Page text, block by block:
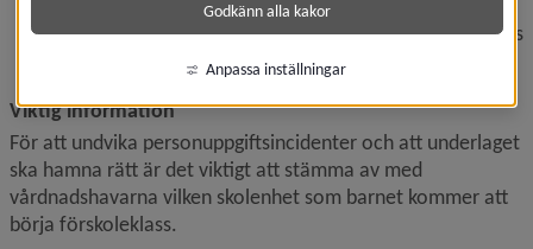
Ingen annan information om enskilda barn ska lämnas
över på något annat sätt.
Viktig information
För att undvika personuppgiftsincidenter och att underlaget
ska hamna rätt är det viktigt att stämma av med
vårdnadshavarna vilken skolenhet som barnet kommer att
börja förskoleklass.
Godkänn alla kakor
Anpassa inställningar